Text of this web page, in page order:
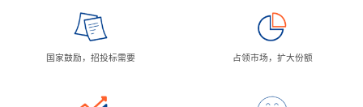
国家鼓励，招投标需要 占领市场，扩大份额